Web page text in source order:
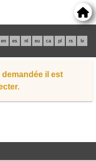
en es nl eu ca pl rs lv
demandée il est